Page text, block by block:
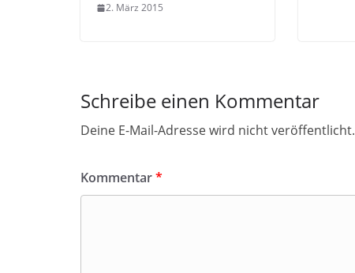
2. März 2015
Schreibe einen Kommentar
Deine E-Mail-Adresse wird nicht veröffentlicht.
Kommentar*